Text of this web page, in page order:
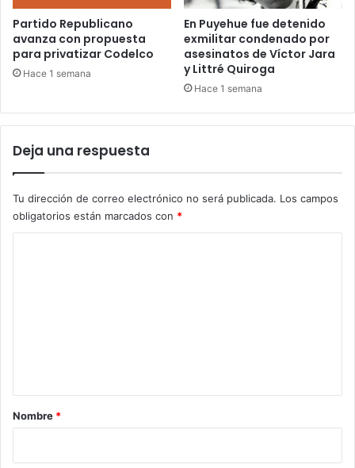
Partido Republicano
avanza con propuesta
para privatizar Codelco
Hace 1 semana
En Puyehue fue detenido
exmilitar condenado por
asesinatos de Víctor Jara
y Littré Quiroga
Hace 1 semana
Deja una respuesta
Tu dirección de correo electrónico no será publicada. Los campos
obligatorios están marcados con *
rNombre *